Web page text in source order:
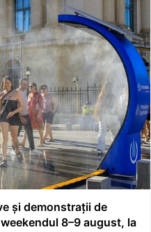
și demonstrații de
8–9 august, la